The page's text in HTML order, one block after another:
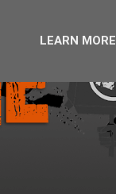
LEARN MORE